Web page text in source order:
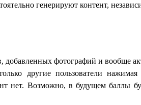
генерируют контент,
фотографий и вообще
другие пользователи
нет. Возможно, в будущем баллы